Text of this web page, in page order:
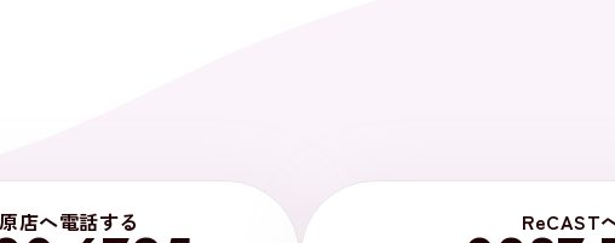
店へ電話する ReCAST